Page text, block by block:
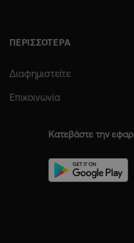
ΠΕΡΙΣΣΟΤΕΡΑ
Διαφημιστείτε
Επικοινωνία
Κατεβάστε την